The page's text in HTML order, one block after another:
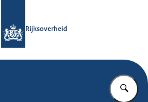
Rijksoverheid